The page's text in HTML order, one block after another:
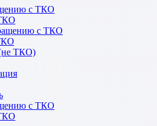
с ТКО
с ТКО
(не ТКО)
с ТКО